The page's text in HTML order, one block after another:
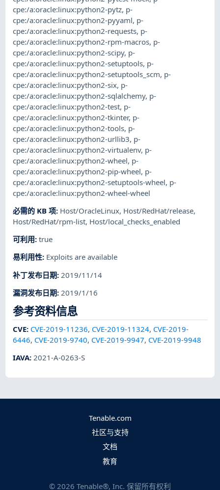
cpe:/a:oracle:linux:python2-pytz, p-
cpe:/a:oracle:linux:python2-pyyaml, p-
cpe:/a:oracle:linux:python2-requests, p-
cpe:/a:oracle:linux:python2-rpm-macros, p-
cpe:/a:oracle:linux:python2-scipy, p-
cpe:/a:oracle:linux:python2-setuptools, p-
cpe:/a:oracle:linux:python2-setuptools_scm, p-
cpe:/a:oracle:linux:python2-six, p-
cpe:/a:oracle:linux:python2-sqlalchemy, p-
cpe:/a:oracle:linux:python2-test, p-
cpe:/a:oracle:linux:python2-tkinter, p-
cpe:/a:oracle:linux:python2-tools, p-
cpe:/a:oracle:linux:python2-urllib3, p-
cpe:/a:oracle:linux:python2-virtualenv, p-
cpe:/a:oracle:linux:python2-wheel, p-
cpe:/a:oracle:linux:python2-pip-wheel, p-
cpe:/a:oracle:linux:python2-setuptools-wheel, p-
cpe:/a:oracle:linux:python2-wheel-wheel
必需的 KB 项: Host/OracleLinux, Host/RedHat/release,
Host/RedHat/rpm-list, Host/local_checks_enabled
可利用:true
易利用性: Exploits are available
补丁发布日期: 2019/11/14
漏洞发布日期:2019/1/16
参考资料信息
CVE: CVE-2019-11236, CVE-2019-11324, CVE-2019-
6446, CVE-2019-9740, CVE-2019-9947, CVE-2019-9948
IAVA:2021-A-0263-S
Tenable.com
社区与支持
文档
教育
© 2026 Tenable®, Inc. 保留所有权利